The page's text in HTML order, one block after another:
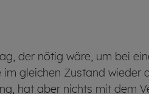
der nötig wäre, um bei
gleichen Zustand wieder
hat aber nichts mit dem